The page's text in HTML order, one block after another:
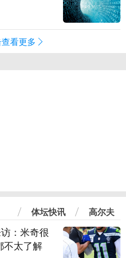
看更多
体坛快讯 高尔夫
：米奇很
不太了解